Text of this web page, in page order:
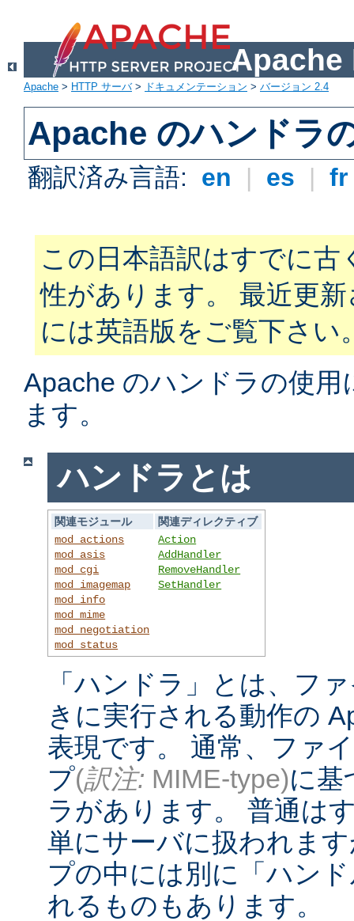
Apache
Apache > HTTP サーバ> ドキュメンテーション > バージョン 2.4
Apache のハンドラ
翻訳済み言語: en | es |
この日本語訳はすでに古
性があります。 最近更
には英語版をご覧下さい
Apache のハンドラの使
ます。
ハンドラとは
関連モジュール
関連ディレクティブ
mod_actions
mod_asis
mod_cgi
mod_imagemap
mod_info
mod_mime
mod_negotiation
mod_status
Action
AddHandler
RemoveHandler
SetHandler
「ハンドラ」とは、フ
きに実行される動作の
表現です。 通常、ファ
プ(訳注: MIME-type)に基
ラがあります。 普通は
単にサーバに扱われま
プの中には別に「ハン
れるものもあります。